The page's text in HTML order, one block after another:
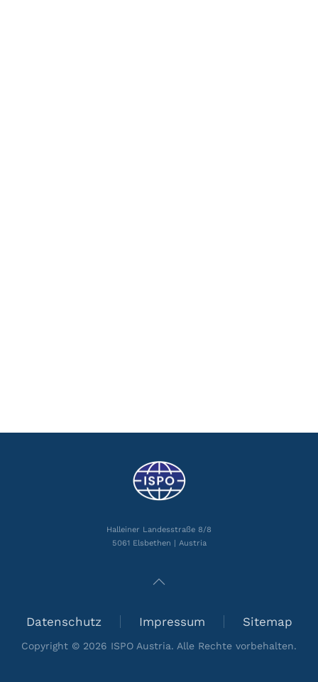
Halleiner Landesstraße 8/8
5061 Elsbethen | Austria
Datenschutz Impressum Sitemap
Copyright © 2026 ISPO Austria. Alle Rechte vorbehalten.